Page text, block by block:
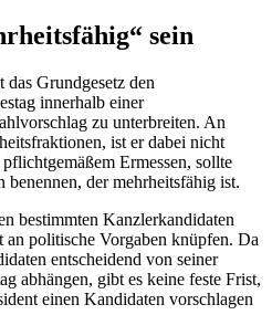
sein
Grundgesetz den
innerhalb einer
zu unterbreiten. An
ist er dabei nicht
Ermessen, sollte
der mehrheitsfähig ist.
bestimmten Kanzlerkandidaten
an politische Vorgaben knüpfen. Da
entscheidend von seiner
abhängen, gibt es keine feste Frist,
einen Kandidaten vorschlagen